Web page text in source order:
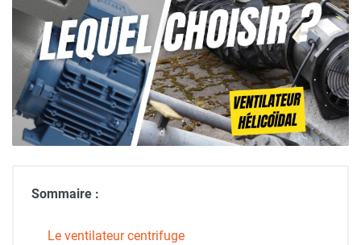
Sommaire :
Le ventilateur centrifuge